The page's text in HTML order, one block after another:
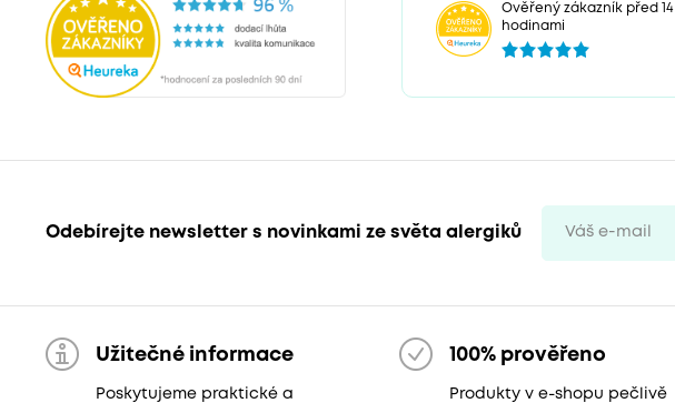
Ověřený zákazník před 14
hodinami
Odebírejte newsletter s novinkami ze světa alergiků
Užitečné informace
Poskytujeme praktické a
100% prověřeno
Produkty v e-shopu pečlivě